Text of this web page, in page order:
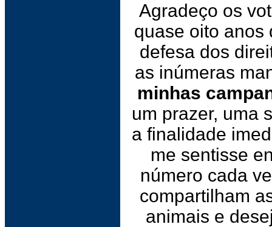
Agradeço os
quase oito anos
defesa dos
as inúmeras
minhas
um prazer, uma
a finalidade
me sentisse
número cada
compartilham
animais e